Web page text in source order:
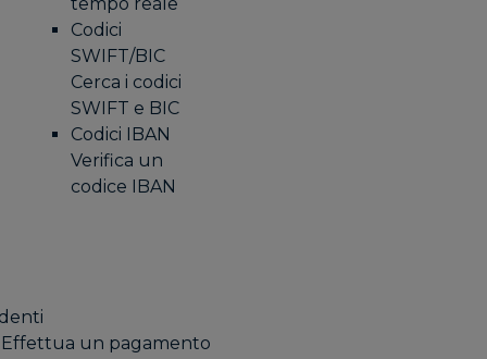
Codici
SWIFT/BIC
Cerca i codici
SWIFT e BIC
Codici IBAN
Verifica un
codice IBAN
Effettua un pagamento